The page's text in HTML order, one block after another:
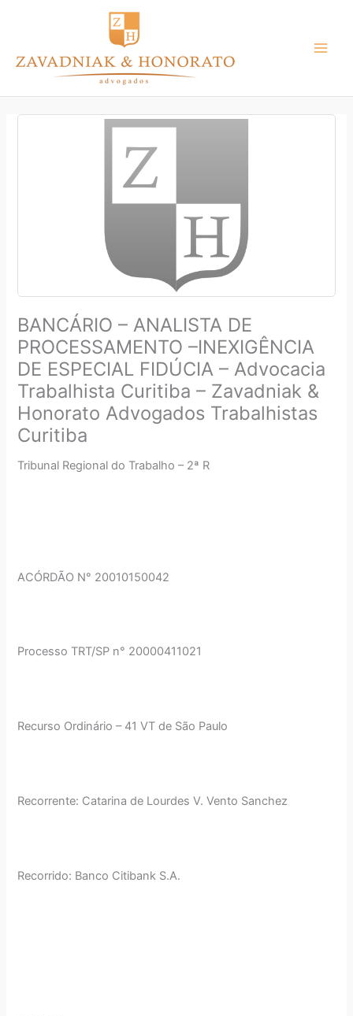
conteúdo
BANCÁRIO – ANALISTA DE
PROCESSAMENTO –INEXIGÊNCIA
DE ESPECIAL FIDÚCIA – Advocacia
Trabalhista Curitiba – Zavadniak &
Honorato Advogados Trabalhistas
Curitiba
Tribunal Regional do Trabalho – 2ª R
ACÓRDÃO N° 20010150042
Processo TRT/SP n° 20000411021
Recurso Ordinário – 41 VT de São Paulo
Recorrente: Catarina de Lourdes V. Vento Sanchez
Recorrido: Banco Citibank S.A.